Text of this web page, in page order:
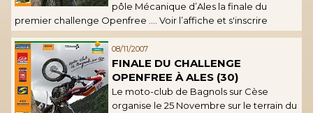
pôle Mécanique d’Ales la finale du
premier challenge Openfree …. Voir l’affiche et s'inscrire
08/11/2007
FINALE DU CHALLENGE
OPENFREE À ALES (30)
Le moto-club de Bagnols sur Cèse
organise le 25 Novembre sur le terrain du